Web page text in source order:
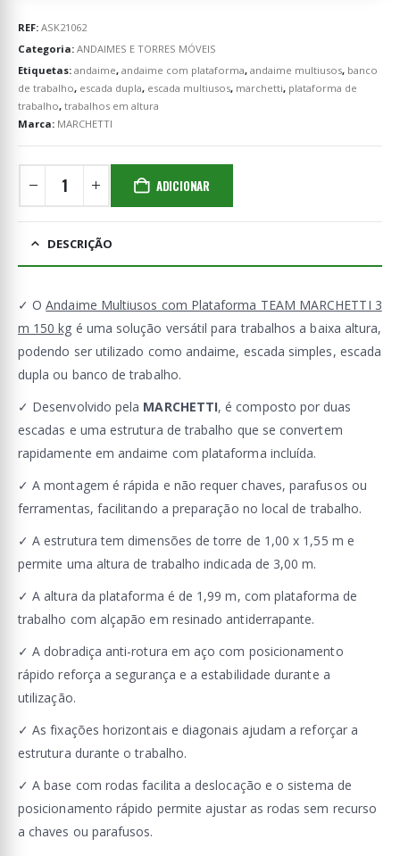
REF: ASK21062
Categoria: ANDAIMES E TORRES MÓVEIS
Etiquetas: andaime, andaime com plataforma, andaime multiusos, banco
de trabalho, escada dupla, escada multiusos, marchetti, plataforma de
trabalho, trabalhos em altura
Marca: MARCHETTI
ADICIONAR
DESCRIÇÃO
✓ OAndaime Multiusos com Plataforma TEAM MARCHETTI 3
m 150 kg é uma solução versátil para trabalhos a baixa altura,
podendo ser utilizado como andaime, escada simples, escada
dupla ou banco de trabalho.
✓ Desenvolvido pela MARCHETTI, é composto por duas
escadas e uma estrutura de trabalho que se convertem
rapidamente em andaime com plataforma incluída.
✓ A montagem é rápida e não requer chaves, parafusos ou
ferramentas, facilitando a preparação no local de trabalho.
✓ A estrutura tem dimensões de torre de 1,00 x 1,55 m e
permite uma altura de trabalho indicada de 3,00 m.
✓ A altura da plataforma é de 1,99 m, com plataforma de
trabalho com alçapão em resinado antiderrapante.
✓ A dobradiça anti-rotura em aço com posicionamento
rápido reforça a segurança e a estabilidade durante a
utilização.
✓ As fixações horizontais e diagonais ajudam a reforçar a
estrutura durante o trabalho.
✓ A base com rodas facilita a deslocação e o sistema de
posicionamento rápido permite ajustar as rodas sem recurso
a chaves ou parafusos.